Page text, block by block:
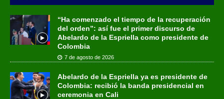
“Ha comenzado el tiempo de la recuperación
del orden”: así fue el primer discurso de
Abelardo de la Espriella como presidente de
Colombia
7 de agosto de 2026
Abelardo de la Espriella ya es presidente de
Colombia: recibió la banda presidencial en
ceremonia en Cali